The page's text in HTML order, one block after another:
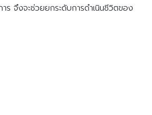
ร จึงจะช่วยยกระดับการดำเนินชีวิตของ